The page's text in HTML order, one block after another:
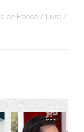
Ile de France
Livre